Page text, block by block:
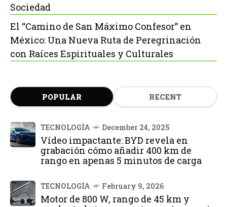
Sociedad
El “Camino de San Máximo Confesor” en
México: Una Nueva Ruta de Peregrinación
con Raíces Espirituales y Culturales
POPULAR RECENT
TECNOLOGÍA December 24, 2025
Vídeo impactante: BYD revela en
grabación cómo añadir 400 km de
rango en apenas 5 minutos de carga
TECNOLOGÍA February 9, 2026
Motor de 800 W, rango de 45 km y